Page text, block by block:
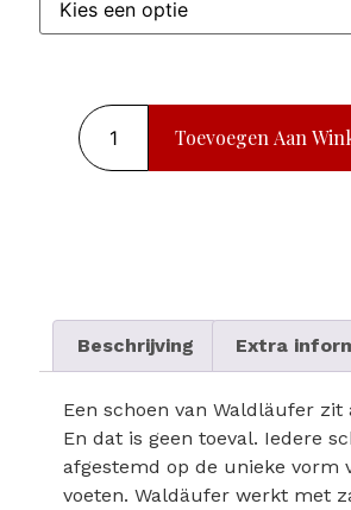
Toevoegen Aan
Beschrijving Extra
Een schoen van Waldläufer zit
En dat is geen toeval. Iedere
afgestemd op de unieke vorm
voeten. Waldäufer werkt met